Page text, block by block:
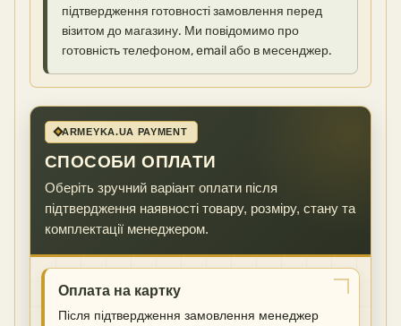
підтвердження готовності замовлення перед
візитом до магазину. Ми повідомимо про
готовність телефоном, email або в месенджер.
ARMEYKA.UA PAYMENT
СПОСОБИ ОПЛАТИ
Оберіть зручний варіант оплати після
підтвердження наявності товару, розміру, стану та
комплектації менеджером.
Оплата на картку
Після підтвердження замовлення менеджер